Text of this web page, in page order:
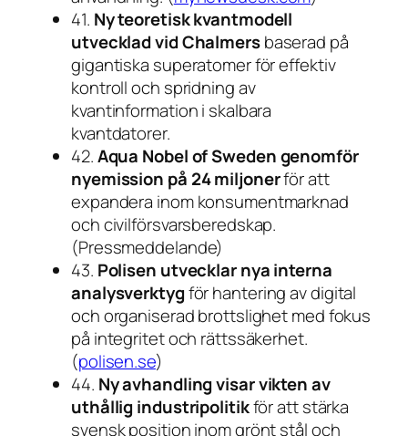
41. Ny teoretisk kvantmodell
utvecklad vid Chalmersbaserad på
gigantiska superatomer för effektiv
kontroll och spridning av
kvantinformation i skalbara
kvantdatorer.
42.Aqua Nobel of Sweden genomför
nyemission på 24 miljonerför att
expandera inom konsumentmarknad
och civilförsvarsberedskap.
(Pressmeddelande)
43. Polisen utvecklar nya interna
analysverktygför hantering av digital
och organiserad brottslighet med fokus
på integritet och rättssäkerhet.
(polisen.se)
44. Ny avhandling visar vikten av
uthållig industripolitikför att stärka
svensk position inom grönt stål och